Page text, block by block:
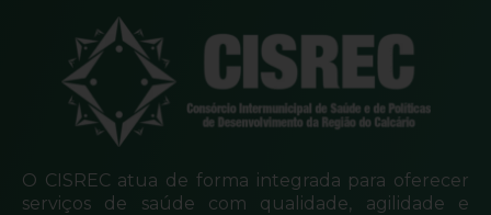
O CISREC atua de forma integrada para oferecer
serviços de saúde com qualidade, agilidade e